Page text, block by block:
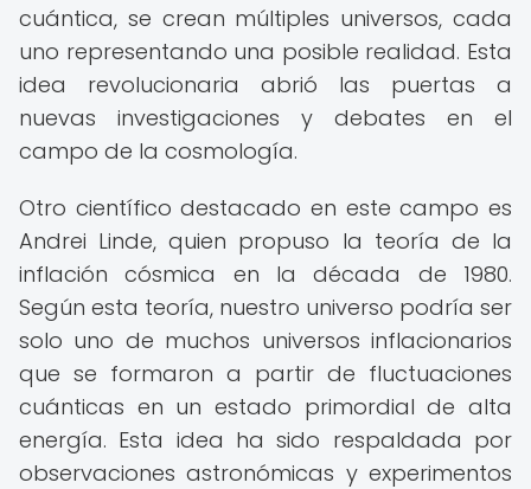
cuántica, se crean múltiples universos, cada
uno representando una posible realidad. Esta
idea revolucionaria abrió las puertas a
nuevas investigaciones y debates en el
campo de la cosmología.
Otro científico destacado en este campo es
Andrei Linde, quien propuso la teoría de la
inflación cósmica en la década de 1980.
Según esta teoría, nuestro universo podría ser
solo uno de muchos universos inflacionarios
que se formaron a partir de fluctuaciones
cuánticas en un estado primordial de alta
energía. Esta idea ha sido respaldada por
observaciones astronómicas y experimentos